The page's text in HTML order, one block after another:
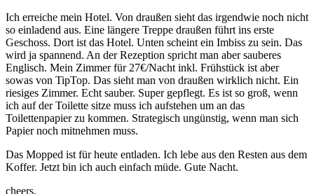
Ich erreiche mein Hotel. Von draußen sieht das irgendwie noch nicht
so einladend aus. Eine längere Treppe draußen führt ins erste
Geschoss. Dort ist das Hotel. Unten scheint ein Imbiss zu sein. Das
wird ja spannend. An der Rezeption spricht man aber sauberes
Englisch. Mein Zimmer für 27€/Nacht inkl. Frühstück ist aber
sowas von TipTop. Das sieht man von draußen wirklich nicht. Ein
riesiges Zimmer. Echt sauber. Super gepflegt. Es ist so groß, wenn
ich auf der Toilette sitze muss ich aufstehen um an das
Toilettenpapier zu kommen. Strategisch ungünstig, wenn man sich
Papier noch mitnehmen muss.
Das Mopped ist für heute entladen. Ich lebe aus den Resten aus dem
Koffer. Jetzt bin ich auch einfach müde. Gute Nacht.
cheers.